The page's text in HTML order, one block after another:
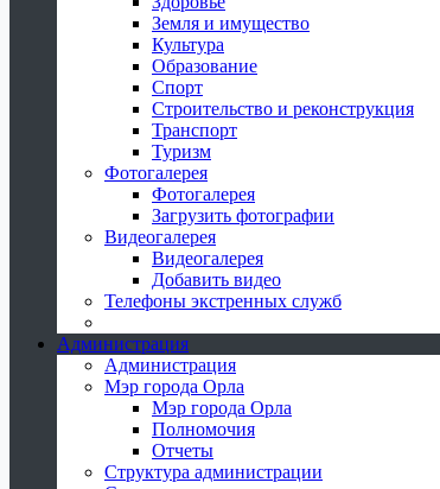
Земля и имущество
Культура
Образование
Спорт
Строительство и реконструкция
Транспорт
Туризм
Фотогалерея
Фотогалерея
Загрузить фотографии
Видеогалерея
Видеогалерея
Добавить видео
Телефоны экстренных служб
Администрация
Администрация
Мэр города Орла
Мэр города Орла
Полномочия
Отчеты
Структура администрации